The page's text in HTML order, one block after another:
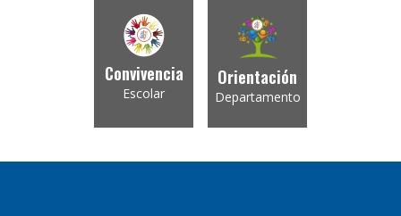
Convivencia
Escolar
Orientación
Departamento